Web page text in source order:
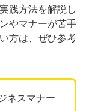
践方法を解説し
やマナーが苦手
方は、ぜひ参考
ネスマナー